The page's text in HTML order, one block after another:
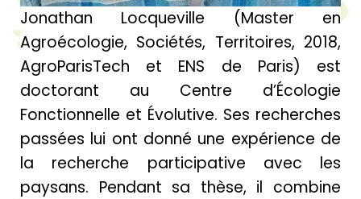
Jonathan Locqueville (Master en
Agroécologie, Sociétés, Territoires, 2018,
AgroParisTech et ENS de Paris) est
doctorant au Centre d’Écologie
Fonctionnelle et Évolutive. Ses recherches
passées lui ont donné une expérience de
la recherche participative avec les
paysans. Pendant sa thèse, il combine